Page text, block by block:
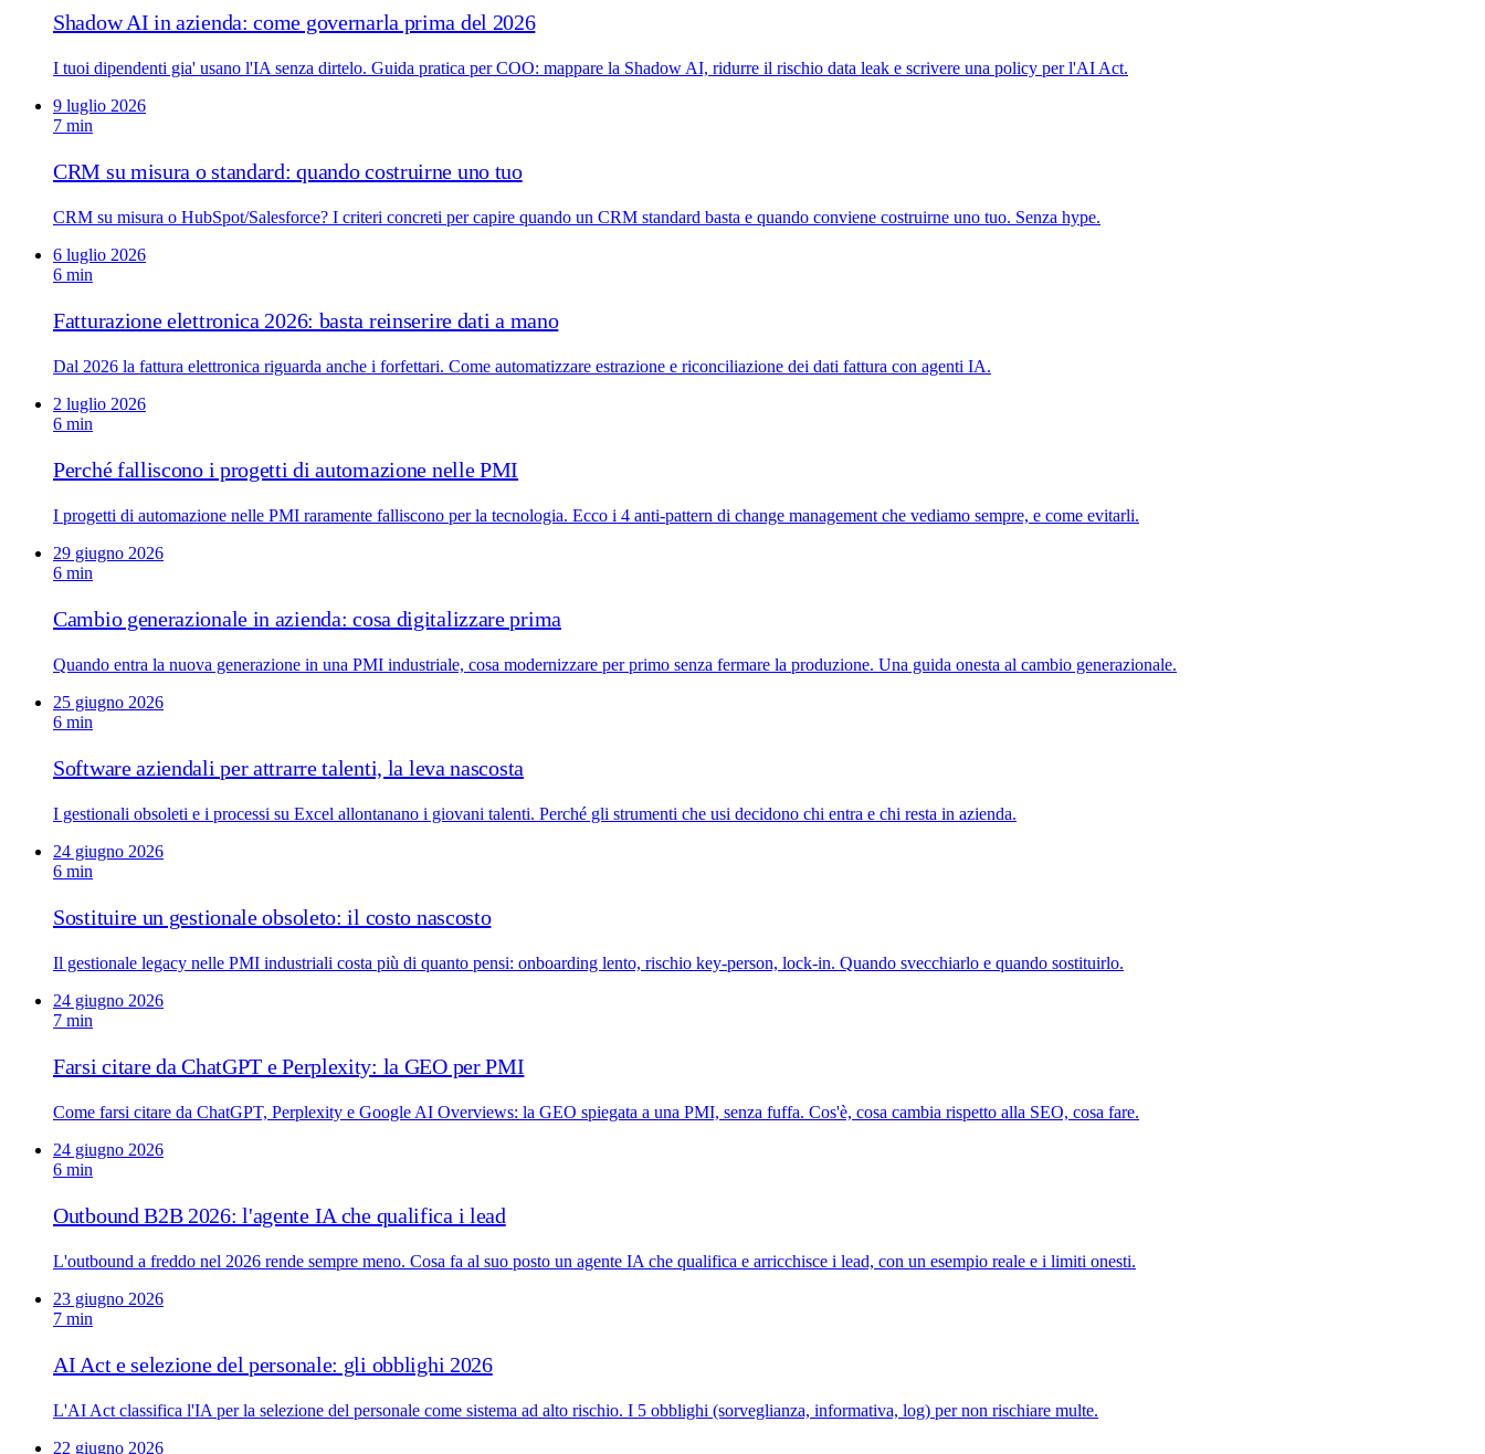
Shadow AI in azienda: come governarla prima del 2026
I tuoi dipendenti gia' usano l'IA senza dirtelo. Guida pratica per COO: mappare la Shadow AI, ridurre il rischio data leak e scrivere una policy per l'AI Act.
9 luglio 2026
7 min
CRM su misura o standard: quando costruirne uno tuo
CRM su misura o HubSpot/Salesforce? I criteri concreti per capire quando un CRM standard basta e quando conviene costruirne uno tuo. Senza hype.
6 luglio 2026
6 min
Fatturazione elettronica 2026: basta reinserire dati a mano
Dal 2026 la fattura elettronica riguarda anche i forfettari. Come automatizzare estrazione e riconciliazione dei dati fattura con agenti IA.
2 luglio 2026
6 min
Perché falliscono i progetti di automazione nelle PMI
I progetti di automazione nelle PMI raramente falliscono per la tecnologia. Ecco i 4 anti-pattern di change management che vediamo sempre, e come evitarli.
29 giugno 2026
6 min
Cambio generazionale in azienda: cosa digitalizzare prima
Quando entra la nuova generazione in una PMI industriale, cosa modernizzare per primo senza fermare la produzione. Una guida onesta al cambio generazionale.
25 giugno 2026
6 min
Software aziendali per attrarre talenti, la leva nascosta
I gestionali obsoleti e i processi su Excel allontanano i giovani talenti. Perché gli strumenti che usi decidono chi entra e chi resta in azienda.
24 giugno 2026
6 min
Sostituire un gestionale obsoleto: il costo nascosto
Il gestionale legacy nelle PMI industriali costa più di quanto pensi: onboarding lento, rischio key-person, lock-in. Quando svecchiarlo e quando sostituirlo.
24 giugno 2026
7 min
Farsi citare da ChatGPT e Perplexity: la GEO per PMI
Come farsi citare da ChatGPT, Perplexity e Google AI Overviews: la GEO spiegata a una PMI, senza fuffa. Cos'è, cosa cambia rispetto alla SEO, cosa fare.
24 giugno 2026
6 min
Outbound B2B 2026: l'agente IA che qualifica i lead
L'outbound a freddo nel 2026 rende sempre meno. Cosa fa al suo posto un agente IA che qualifica e arricchisce i lead, con un esempio reale e i limiti onesti.
23 giugno 2026
7 min
AI Act e selezione del personale: gli obblighi 2026
L'AI Act classifica l'IA per la selezione del personale come sistema ad alto rischio. I 5 obblighi (sorveglianza, informativa, log) per non rischiare multe.
22 giugno 2026